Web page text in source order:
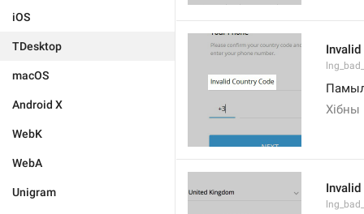
iOS
TDesktop
macOS
Android X
WebK
WebA
Unigram
Хібны